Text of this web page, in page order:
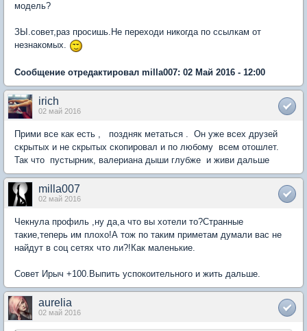
модель?
ЗЫ.совет,раз просишь.Не переходи никогда по ссылкам от
незнакомых.
Сообщение отредактировал milla007: 02 Май 2016 - 12:00
irich
02 май 2016
Прими все как есть , поздняк метаться . Он уже всех друзей
скрытых и не скрытых скопировал и по любому всем отошлет.
Так что пустырник, валериана дыши глубже и живи дальше
milla007
02 май 2016
Чекнула профиль ,ну да,а что вы хотели то?Странные
такие,теперь им плохо!А тож по таким приметам думали вас не
найдут в соц сетях что ли?!Как маленькие.
Совет Ирыч +100.Выпить успокоительного и жить дальше.
aurelia
02 май 2016